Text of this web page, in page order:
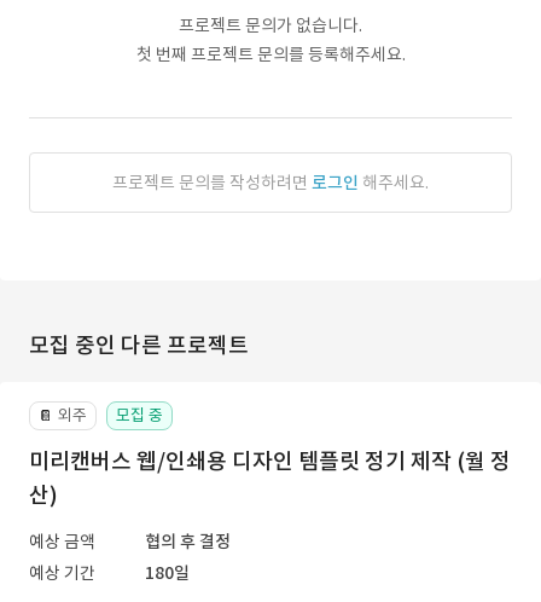
프로젝트 문의가 없습니다.
첫 번째 프로젝트 문의를 등록해주세요.
프로젝트 문의를 작성하려면 로그인 해주세요.
모집 중인 다른 프로젝트
📔 외주 모집 중
미리캔버스 웹/인쇄용 디자인 템플릿 정기 제작 (월 정
산)
예상 금액
협의 후 결정
예상 기간
180일